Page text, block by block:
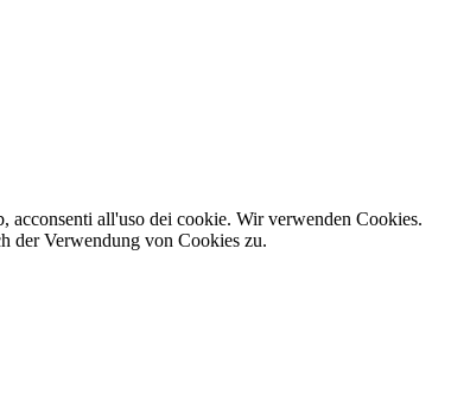
acconsenti all'uso dei cookie. Wir verwenden Cookies.
der Verwendung von Cookies zu.